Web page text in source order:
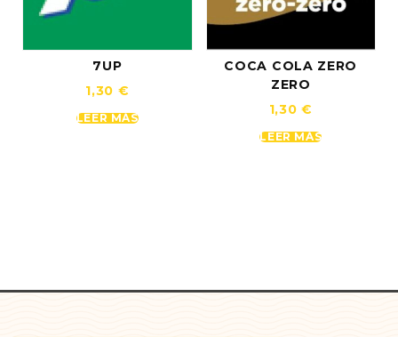
7UP
1,30 €
LEER MÁS
COCA COLA ZERO
ZERO
1,30€
LEER MÁS